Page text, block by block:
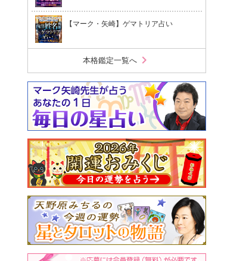
【マーク・矢崎】ゲマトリア占い
本格鑑定一覧へchevron_right